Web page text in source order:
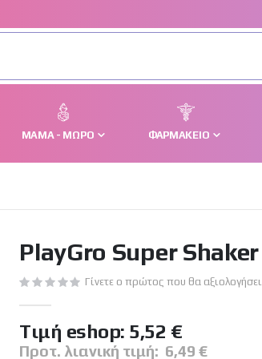
ΜΑΜΆ - ΜΩΡΌ ΦΑΡΜΑΚΕΊΟ
PlayGro Super
Γίνετε ο πρώτος που θα
Tιμή eshop: 5,52 €
Προτ. λιανική τιμή: 6,49 €